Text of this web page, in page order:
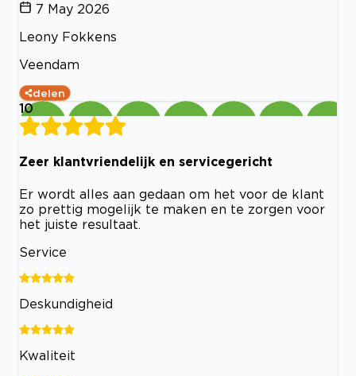
7 May 2026
Leony Fokkens
Veendam
delen
10
Zeer klantvriendelijk en servicegericht
Er wordt alles aan gedaan om het voor de klant
zo prettig mogelijk te maken en te zorgen voor
het juiste resultaat.
Service
Deskundigheid
Kwaliteit